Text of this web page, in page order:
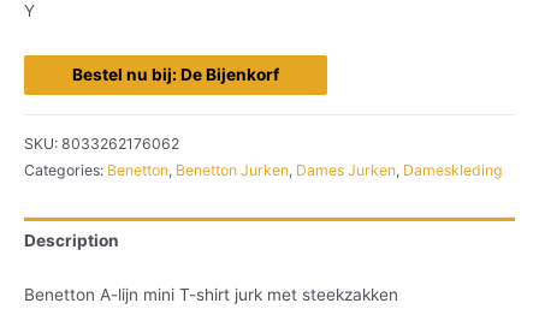
Y
Bestel nu bij: De Bijenkorf
SKU: 8033262176062
Categories: Benetton, Benetton Jurken, Dames Jurken, Dameskleding
Description
Benetton A-lijn mini T-shirt jurk met steekzakken